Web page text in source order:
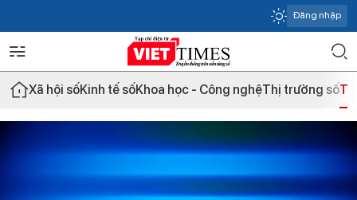
Đăng nhập
Xã hội sốKinh tế sốKhoa học - Công nghệThị trường số